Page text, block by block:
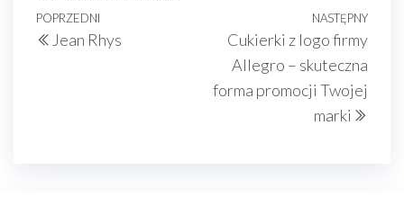
Nawigacja
wpisu
Poprzedni
wpis
POPRZEDNI
Jean Rhys
NASTĘPNY
Cukierki z logo firmy
Allegro – skuteczna
forma promocji Twojej
marki